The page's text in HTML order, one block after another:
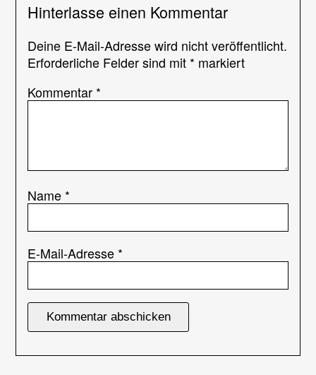
Hinterlasse einen Kommentar
Deine E-Mail-Adresse wird nicht veröffentlicht.
Erforderliche Felder sind mit * markiert
Kommentar *
Name *
E-Mail-Adresse *